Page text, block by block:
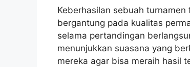
Keberhasilan sebuah
bergantung pada kualitas
selama pertandingan
menunjukkan suasana yang
mereka agar bisa meraih hasil